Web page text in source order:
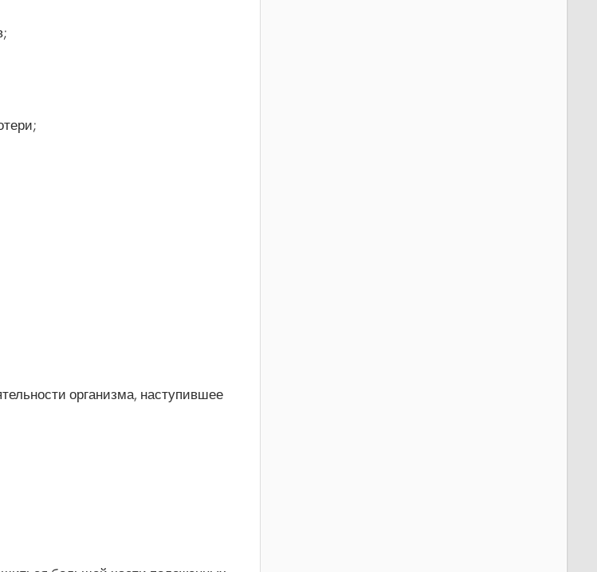
организма, наступившее